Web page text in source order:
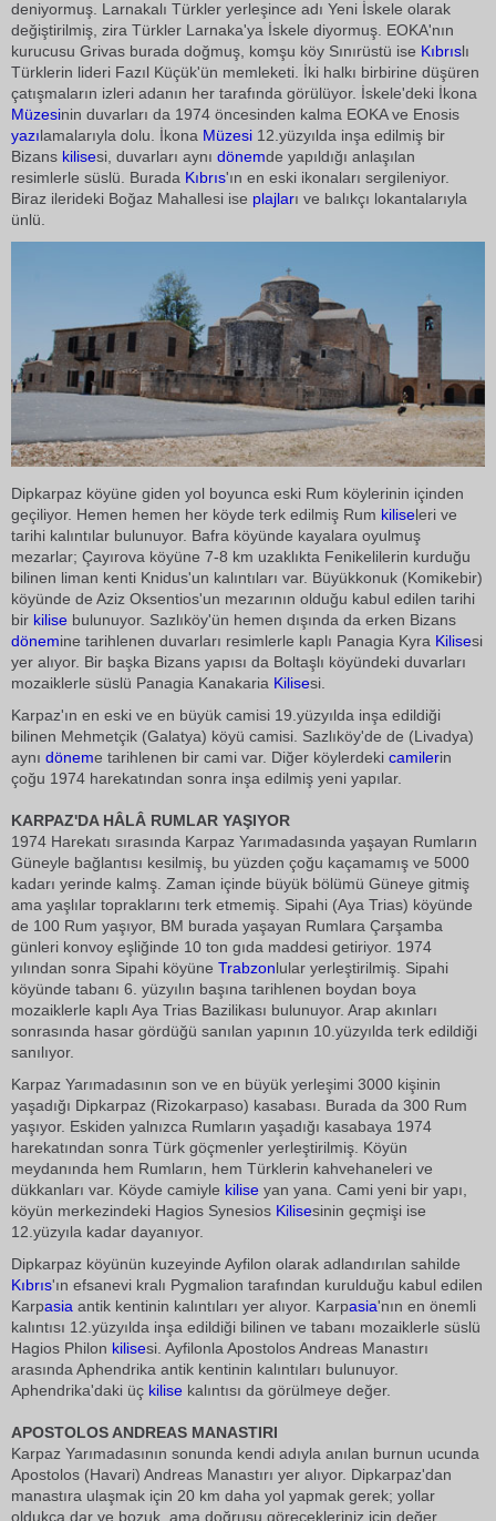
deniyormuş. Larnakalı Türkler yerleşince adı Yeni İskele olarak
değiştirilmiş, zira Türkler Larnaka'ya İskele diyormuş. EOKA'nın
kurucusu Grivas burada doğmuş, komşu köy Sınırüstü ise Kıbrıslı
Türklerin lideri Fazıl Küçük'ün memleketi. İki halkı birbirine düşüren
çatışmaların izleri adanın her tarafında görülüyor. İskele'deki İkona
Müzesinin duvarları da 1974 öncesinden kalma EOKA ve Enosis
yazılamalarıyla dolu. İkona Müzesi 12.yüzyılda inşa edilmiş bir
Bizans kilisesi, duvarları aynı dönemde yapıldığı anlaşılan
resimlerle süslü. Burada Kıbrıs'ın en eski ikonaları sergileniyor.
Biraz ilerideki Boğaz Mahallesi ise plajları ve balıkçı lokantalarıyla
ünlü.
Dipkarpaz köyüne giden yol boyunca eski Rum köylerinin içinden
geçiliyor. Hemen hemen her köyde terk edilmiş Rum kiliseleri ve
tarihi kalıntılar bulunuyor. Bafra köyünde kayalara oyulmuş
mezarlar; Çayırova köyüne 7-8 km uzaklıkta Fenikelilerin kurduğu
bilinen liman kenti Knidus'un kalıntıları var. Büyükkonuk (Komikebir)
köyünde de Aziz Oksentios'un mezarının olduğu kabul edilen tarihi
bir kilise bulunuyor. Sazlıköy'ün hemen dışında da erken Bizans
dönemine tarihlenen duvarları resimlerle kaplı Panagia Kyra Kilisesi
yer alıyor. Bir başka Bizans yapısı da Boltaşlı köyündeki duvarları
mozaiklerle süslü Panagia Kanakaria Kilisesi.
Karpaz'ın en eski ve en büyük camisi 19.yüzyılda inşa edildiği
bilinen Mehmetçik (Galatya) köyü camisi. Sazlıköy'de de (Livadya)
aynı döneme tarihlenen bir cami var. Diğer köylerdeki camilerin
çoğu 1974 harekatından sonra inşa edilmiş yeni yapılar.
KARPAZ'DA HÂLÂ RUMLAR YAŞIYOR
1974 Harekatı sırasında Karpaz Yarımadasında yaşayan Rumların
Güneyle bağlantısı kesilmiş, bu yüzden çoğu kaçamamış ve 5000
kadarı yerinde kalmş. Zaman içinde büyük bölümü Güneye gitmiş
ama yaşlılar topraklarını terk etmemiş. Sipahi (Aya Trias) köyünde
de 100 Rum yaşıyor, BM burada yaşayan Rumlara Çarşamba
günleri konvoy eşliğinde 10 ton gıda maddesi getiriyor. 1974
yılından sonra Sipahi köyüne Trabzonlular yerleştirilmiş. Sipahi
köyünde tabanı 6. yüzyılın başına tarihlenen boydan boya
mozaiklerle kaplı Aya Trias Bazilikası bulunuyor. Arap akınları
sonrasında hasar gördüğü sanılan yapının 10.yüzyılda terk edildiği
sanılıyor.
Karpaz Yarımadasının son ve en büyük yerleşimi 3000 kişinin
yaşadığı Dipkarpaz (Rizokarpaso) kasabası. Burada da 300 Rum
yaşıyor. Eskiden yalnızca Rumların yaşadığı kasabaya 1974
harekatından sonra Türk göçmenler yerleştirilmiş. Köyün
meydanında hem Rumların, hem Türklerin kahvehaneleri ve
dükkanları var. Köyde camiyle kilise yan yana. Cami yeni bir yapı,
köyün merkezindeki Hagios Synesios Kilisesinin geçmişi ise
12.yüzyıla kadar dayanıyor.
Dipkarpaz köyünün kuzeyinde Ayfilon olarak adlandırılan sahilde
Kıbrıs'ın efsanevi kralı Pygmalion tarafından kurulduğu kabul edilen
Karpasia antik kentinin kalıntıları yer alıyor. Karpasia'nın en önemli
kalıntısı 12.yüzyılda inşa edildiği bilinen ve tabanı mozaiklerle süslü
Hagios Philon kilisesi. Ayfilonla Apostolos Andreas Manastırı
arasında Aphendrika antik kentinin kalıntıları bulunuyor.
Aphendrika'daki üç kilise kalıntısı da görülmeye değer.
APOSTOLOS ANDREAS MANASTIRI
Karpaz Yarımadasının sonunda kendi adıyla anılan burnun ucunda
Apostolos (Havari) Andreas Manastırı yer alıyor. Dipkarpaz'dan
manastıra ulaşmak için 20 km daha yol yapmak gerek; yollar
oldukça dar ve bozuk, ama doğrusu görecekleriniz için değer.